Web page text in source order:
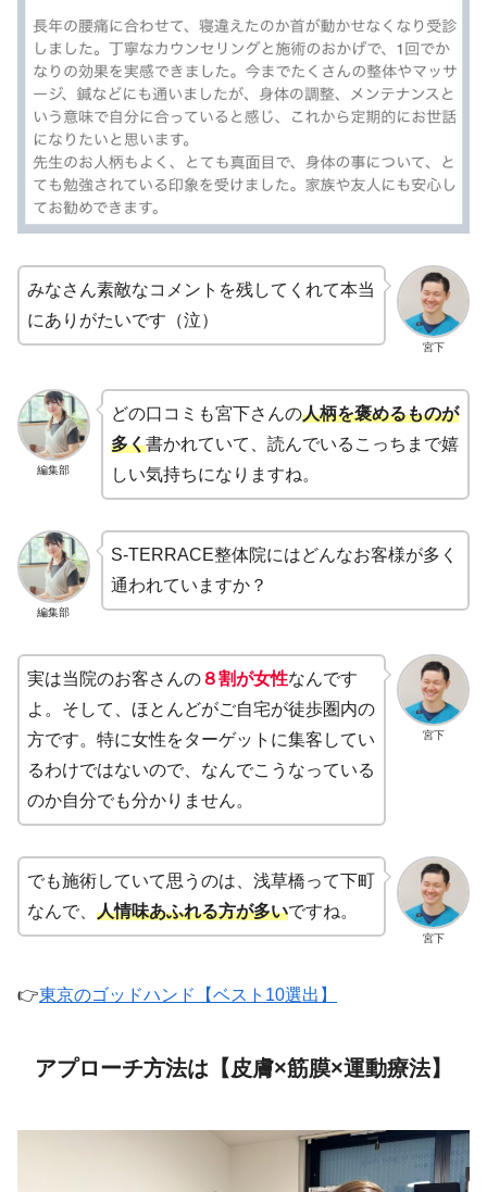
宮下
みなさん素敵なコメントを残してくれて本当
にありがたいです（泣）
編集部
どの口コミも宮下さんの人柄を褒めるものが
多く書かれていて、読んでいるこっちまで嬉
しい気持ちになりますね。
編集部
S-TERRACE整体院にはどんなお客様が多く
通われていますか？
宮下
実は当院のお客さんの８割が女性なんです
よ。そして、ほとんどがご自宅が徒歩圏内の
方です。特に女性をターゲットに集客してい
るわけではないので、なんでこうなっている
のか自分でも分かりません。
宮下
でも施術していて思うのは、浅草橋って下町
なんで、 人情味あふれる方が多いですね。
👉東京のゴッドハンド【ベスト10選出】
アプローチ方法は【皮膚×筋膜×運動療法】